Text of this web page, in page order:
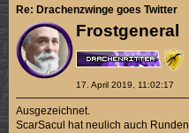
Frostgeneral
17. April 2019, 11:02:17
Re: Drachenzwinge goes Twitter
Ausgezeichnet.
ScarSacul hat neulich auch